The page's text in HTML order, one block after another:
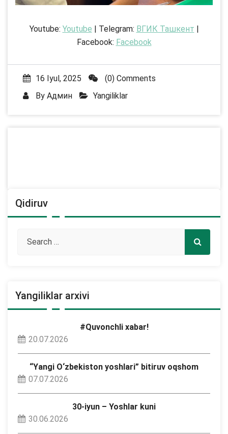
Youtube: Youtube | Telegram: ВГИК Ташкент |
Facebook: Facebook
16 Iyul, 2025
(0) Comments
By Админ Yangiliklar
Qidiruv
Yangiliklar arxivi
#Quvonchli xabar!
20.07.2026
“Yangi O‘zbekiston yoshlari” bitiruv oqshom
07.07.2026
30-iyun – Yoshlar kuni
30.06.2026